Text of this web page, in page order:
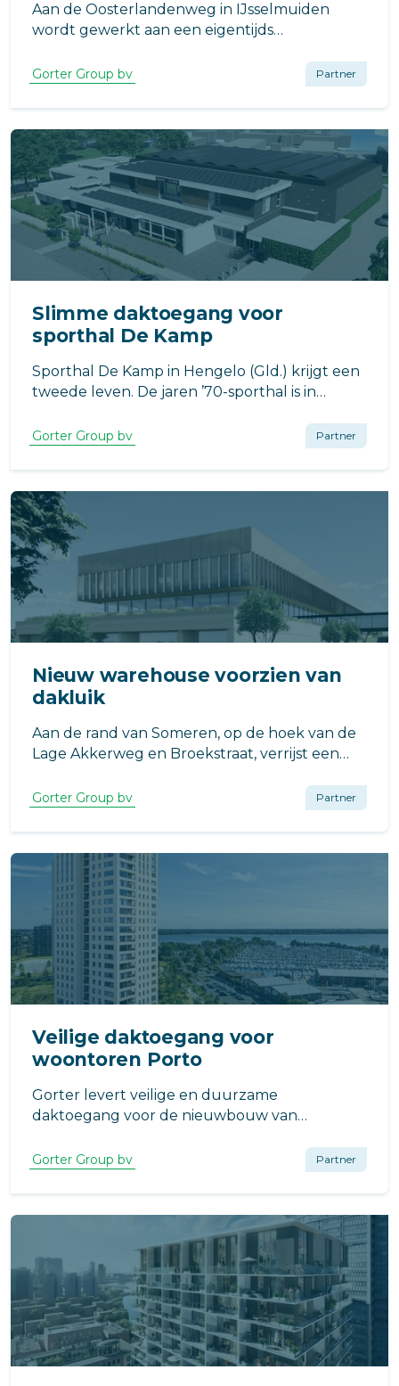
Aan de Oosterlandenweg in IJsselmuiden
wordt gewerkt aan een eigentijds
Gorter Group bv Partner
Slimme daktoegang voor
sporthal De Kamp
Sporthal De Kamp in Hengelo (Gld.) krijgt een
tweede leven. De jaren ’70-sporthal is in
grondig verduurzaamd, met een nieuwe
installatieopzet, verbeterde isolatie én een
toekomstbestendige energievoorziening.
Gorter Group bv Partner
Nieuw warehouse voorzien van
dakluik
Aan de rand van Someren, op de hoek van de
Lage Akkerweg en Broekstraat, verrijst een
Keukens. De realisatie van dit project is in
handen van Wijnen Bouw Someren, naar een
ontwerp van Denkkamer Architectuur &
Onderzoek.
Gorter Group bv Partner
Veilige daktoegang voor
woontoren Porto
Gorter levert veilige en duurzame
daktoegang voor de nieuwbouw van
omvat 102 appartementen en maakt deel uit
van de grootschalige gebiedsontwikkeling in
Almere Poort.
Gorter Group bv Partner